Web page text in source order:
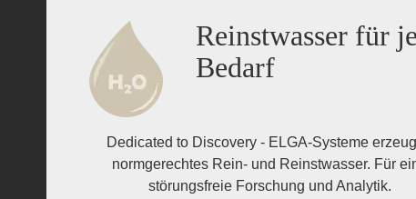
Reinstwasser für
Bedarf
Dedicated to Discovery - ELGA-Systeme
normgerechtes Rein- und Reinstwasser. Für
störungsfreie Forschung und Analytik.